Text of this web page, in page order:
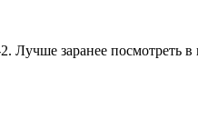
Лучше заранее посмотреть